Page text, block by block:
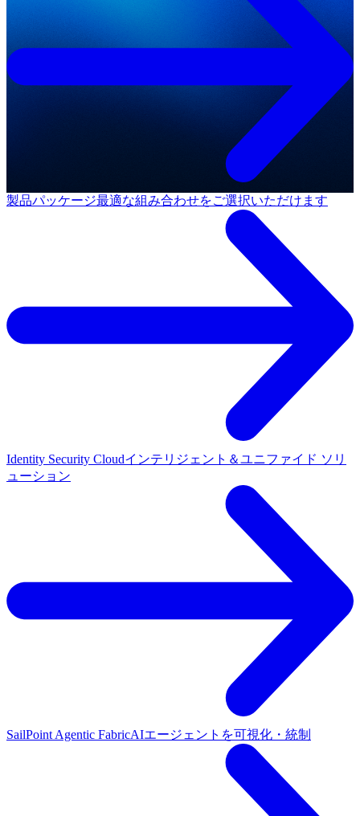
製品パッケージ最適な組み合わせをご選択いただけます
Identity Security Cloudインテリジェント＆ユニファイド ソリ
ューション
SailPoint Agentic FabricAIエージェントを可視化・統制